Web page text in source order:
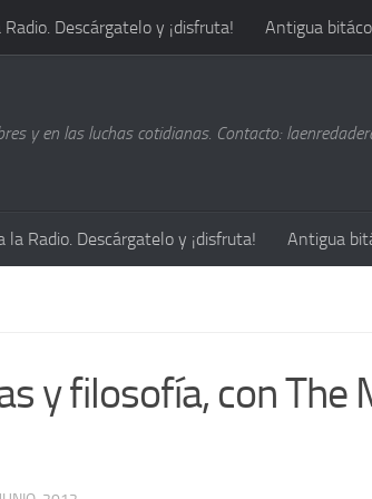
Descárgatelo y ¡disfruta! Antigua
y en las luchas cotidianas. Contacto:
la Radio. Descárgatelo y ¡disfruta! Antigua
y filosofía, con The